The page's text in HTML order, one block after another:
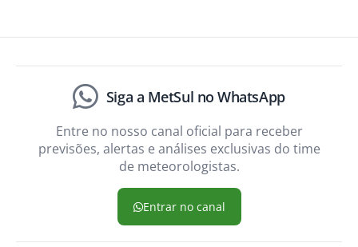
Siga a MetSul no WhatsApp
Entre no nosso canal oficial para receber
previsões, alertas e análises exclusivas do time
de meteorologistas.
Entrar no canal